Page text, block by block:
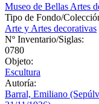
Museo de Bellas Artes
Tipo de Fondo/
Arte y Artes decorativas
Nº Inventario/Siglas:
0780
Objeto:
Escultura
Autoría:
Barral, Emiliano